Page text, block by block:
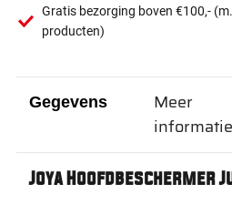
Gratis bezorging boven €100,-
producten)
Gegevens
Joya Hoofdbeschermer
Meer
informatie